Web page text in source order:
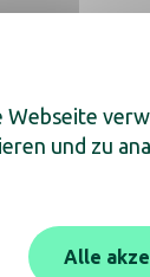
Sie
Webseite
und zu
Alle